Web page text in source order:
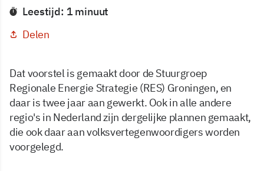
Leestijd: 1 minuut
Delen
Dat voorstel is gemaakt door de Stuurgroep
Regionale Energie Strategie (RES) Groningen, en
daar is twee jaar aan gewerkt. Ook in alle andere
regio's in Nederland zijn dergelijke plannen gemaakt,
die ook daar aan volksvertegenwoordigers worden
voorgelegd.